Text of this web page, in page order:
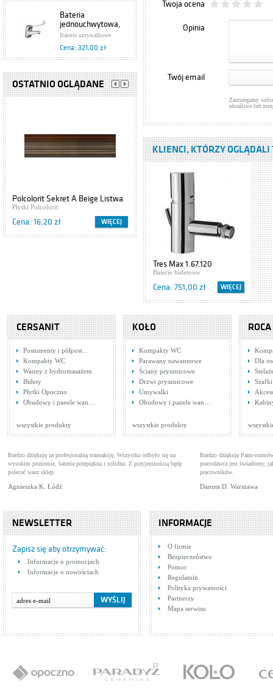
Bateria
jednouchwytowa,
umywalkowa
Specjalne 472-885-
00 Armatura
Kraków
Baterie umywalkowe
Cena: 321,00 zł
Grohe Europlus
33155002
Baterie umywalkowe
Hansgrohe Axor
Starck 10028000
Baterie umywalkowe
Baterie umywalkowe
Cena: 648,00 zł
Exclusive
6.06.103.02.DA
Baterie umywalkowe
Cena: 802,00 zł
Tres Monoclasic
1900
Cena: 835,00 zł
OSTATNIO OGLĄDANE
Polcolorit Sekret A Beige Listwa
50x12
Płytki Polcolorit
Cena: 16,20 zł WIĘCEJ
Twoja ocena
Opinia
Twój email
Zastrzegamy
obraźliwe lub
KLIENCI, KTÓRZY
Tres Max 1.67.120
Baterie bidetowe
Cena: 751,00 zł WIĘCEJ
CERSANIT
Postumenty i półpost…
Kompakty WC
Wanny z hydromasażem
Bidety
Płytki Opoczno
Obudowy i panele wan…
wszystkie produkty
KOŁO
Kompakty WC
Parawany nawannowe
Ściany prysznicowe
Drzwi prysznicowe
Umywalki
Obudowy i panele wan…
wszystkie produkty
ROCA
Dla
Szafki
Bardzo dziękuję za profesjonalną transakcję. Wszystko odbyło się na
wysokim poziomie, bateria przepiękna i solidna. Z przyjemnością będę
polecać wasz sklep.
Agnieszka K. Łódź
Bardzo dziękuję Panu-
pracodawca jest świadomy,
pracowników.
Danuta D. Warszawa
NEWSLETTER
Zapisz się aby otrzymywać:
Informacje o promocjach
Informacje o nowościach
INFORMACJE
O firmie
Bezpieczeństwo
Pomoc
Regulamin
Polityka prywatności
Partnerzy
Mapa serwisu